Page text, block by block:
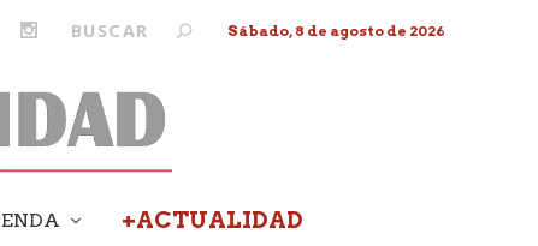
Sábado, 8 de agosto de 2026
+ACTUALIDAD